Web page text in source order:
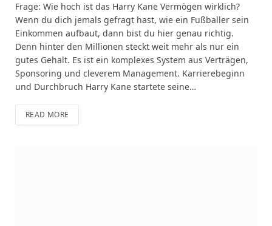
Frage: Wie hoch ist das Harry Kane Vermögen wirklich?
Wenn du dich jemals gefragt hast, wie ein Fußballer sein
Einkommen aufbaut, dann bist du hier genau richtig.
Denn hinter den Millionen steckt weit mehr als nur ein
gutes Gehalt. Es ist ein komplexes System aus Verträgen,
Sponsoring und cleverem Management. Karrierebeginn
und Durchbruch Harry Kane startete seine…
READ MORE